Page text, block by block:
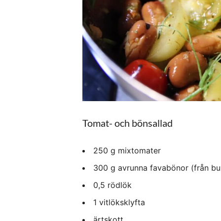
Tomat- och bönsallad
250 g mixtomater
300 g avrunna favabönor (från
0,5 rödlök
1 vitlöksklyfta